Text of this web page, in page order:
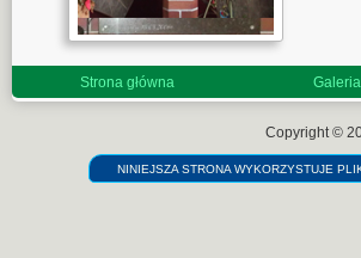
Strona główna
Copyright ©
NINIEJSZA STRONA WYKORZYSTUJE